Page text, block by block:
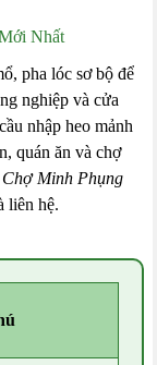
Nhất
pha lóc sơ bộ để
nghiệp và cửa
nhập heo mảnh
quán ăn và chợ
Minh Phụng
liên hệ.